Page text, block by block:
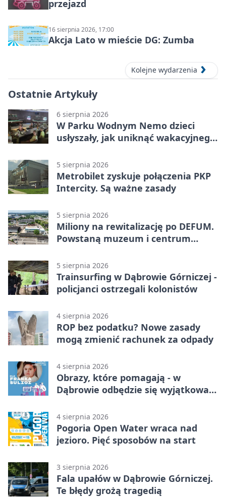
przejazd
16 sierpnia 2026, 17:00
Akcja Lato w mieście DG: Zumba
Kolejne wydarzenia
Ostatnie Artykuły
6 sierpnia 2026
W Parku Wodnym Nemo dzieci
usłyszały, jak uniknąć wakacyjnego
5 sierpnia 2026
Metrobilet zyskuje połączenia PKP
Intercity. Są ważne zasady
5 sierpnia 2026
Miliony na rewitalizację po DEFUM.
Powstaną muzeum i centrum
5 sierpnia 2026
Trainsurfing w Dąbrowie Górniczej -
policjanci ostrzegali kolonistów
4 sierpnia 2026
ROP bez podatku? Nowe zasady
mogą zmienić rachunek za odpady
4 sierpnia 2026
Obrazy, które pomagają - w
Dąbrowie odbędzie się wyjątkowa
4 sierpnia 2026
Pogoria Open Water wraca nad
jezioro. Pięć sposobów na start
3 sierpnia 2026
Fala upałów w Dąbrowie Górniczej.
Te błędy grożą tragedią